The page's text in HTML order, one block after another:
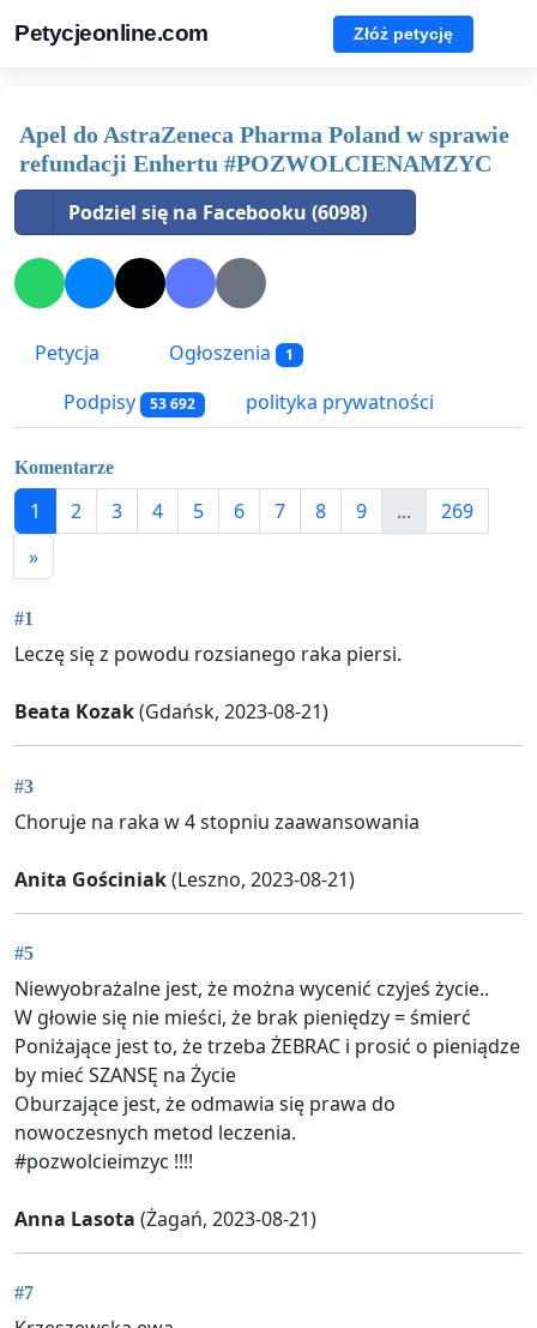
Petycjeonline.com Złóż petycję
Apel do AstraZeneca Pharma Poland w sprawie
refundacji Enhertu #POZWOLCIENAMZYC
Podziel się na Facebooku (6098)
Petycja Ogłoszenia 1
Podpisy 53 692 polityka prywatności
Komentarze
1 2 3 4 5 6 7 8 9 ...
269
»
#1
Leczę się z powodu rozsianego raka piersi.
Beata Kozak(Gdańsk, 2023-08-21)
#3
Choruje na raka w 4 stopniu zaawansowania
Anita Gościniak(Leszno, 2023-08-21)
#5
Niewyobrażalne jest, że można wycenić czyjeś życie..
W głowie się nie mieści, że brak pieniędzy = śmierć
Poniżające jest to, że trzeba ŻEBRAC i prosić o pieniądze
by mieć SZANSĘ na Życie
Oburzające jest, że odmawia się prawa do
nowoczesnych metod leczenia.
#pozwolcieimzyc !!!!
Anna Lasota (Żagań, 2023-08-21)
#7